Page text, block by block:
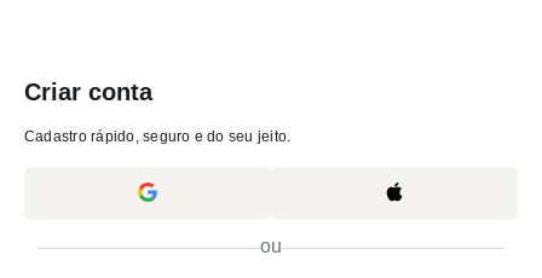
Criar conta
Cadastro rápido, seguro e do seu jeito.
ou